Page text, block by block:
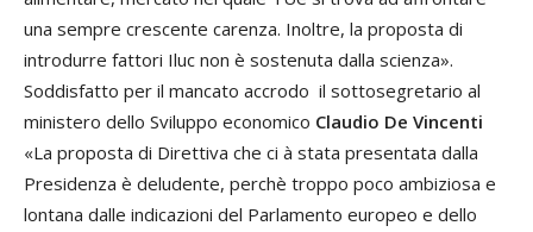
una sempre crescente carenza. Inoltre, la proposta di
introdurre fattori Iluc non è sostenuta dalla scienza».
Soddisfatto per il mancato accrodo il sottosegretario al
ministero dello Sviluppo economico Claudio De Vincenti
«La proposta di Direttiva che ci à stata presentata dalla
Presidenza è deludente, perchè troppo poco ambiziosa e
lontana dalle indicazioni del Parlamento europeo e dello